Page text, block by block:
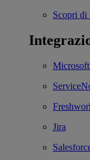
Scopri di
Jira